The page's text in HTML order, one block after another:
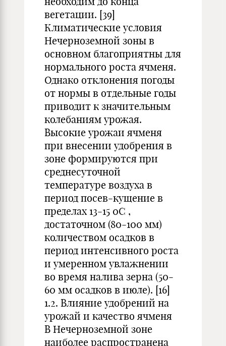
вегетации. [39]
Климатические условия
Нечерноземной зоны в
основном благоприятны для
нормального роста ячменя.
Однако отклонения погоды
от нормы в отдельные годы
приводит к значительным
колебаниям урожая.
Высокие урожаи ячменя
при внесении удобрения в
зоне формируются при
среднесуточной
температуре воздуха в
период посев-кущение в
пределах 13-15 0С ,
достаточном (80-100 мм)
количеством осадков в
период интенсивного роста
и умеренном увлажнении
во время налива зерна (50-
60 мм осадков в июле). [16]
1.2. Влияние удобрений на
урожай и качество ячменя
В Нечерноземной зоне
наиболее распространена